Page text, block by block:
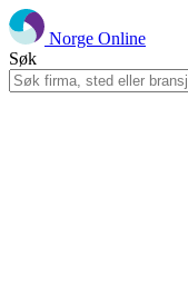
Norge Online
Søk